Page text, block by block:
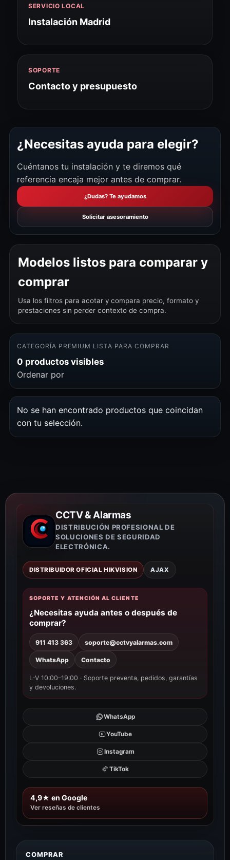
SERVICIO LOCAL
Instalación Madrid
SOPORTE
Contacto y presupuesto
¿Necesitas ayuda para elegir?
Cuéntanos tu instalación y te diremos qué
referencia encaja mejor antes de comprar.
¿Dudas? Te ayudamos
Solicitar asesoramiento
Modelos listos para comparar y
comprar
Usa los filtros para acotar y compara precio, formato y
prestaciones sin perder contexto de compra.
CATEGORÍA PREMIUM LISTA PARA COMPRAR
0 productos visibles
Ordenar por
No se han encontrado productos que coincidan
con tu selección.
CCTV & Alarmas
DISTRIBUCIÓN PROFESIONAL DE
SOLUCIONES DE SEGURIDAD
ELECTRÓNICA.
DISTRIBUIDOR OFICIAL HIKVISION AJAX
SOPORTE Y ATENCIÓN AL CLIENTE
¿Necesitas ayuda antes o después de
comprar?
911 413 363 soporte@cctvyalarmas.com
WhatsApp Contacto
L-V 10:00–19:00 · Soporte preventa, pedidos, garantías
y devoluciones.
WhatsApp
YouTube
Instagram
TikTok
4,9★ en Google
Ver reseñas de clientes
COMPRAR